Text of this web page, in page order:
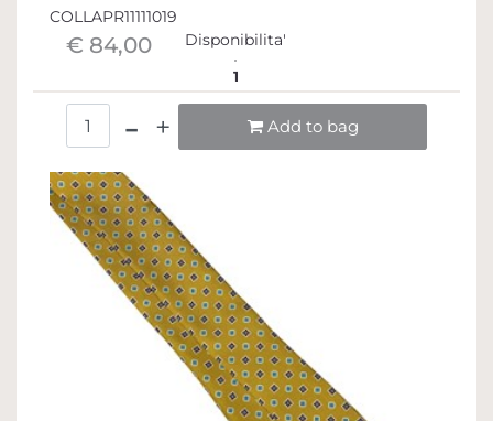
COLLAPR11111019
€ 84,00 Disponibilita'
1
Add to bag